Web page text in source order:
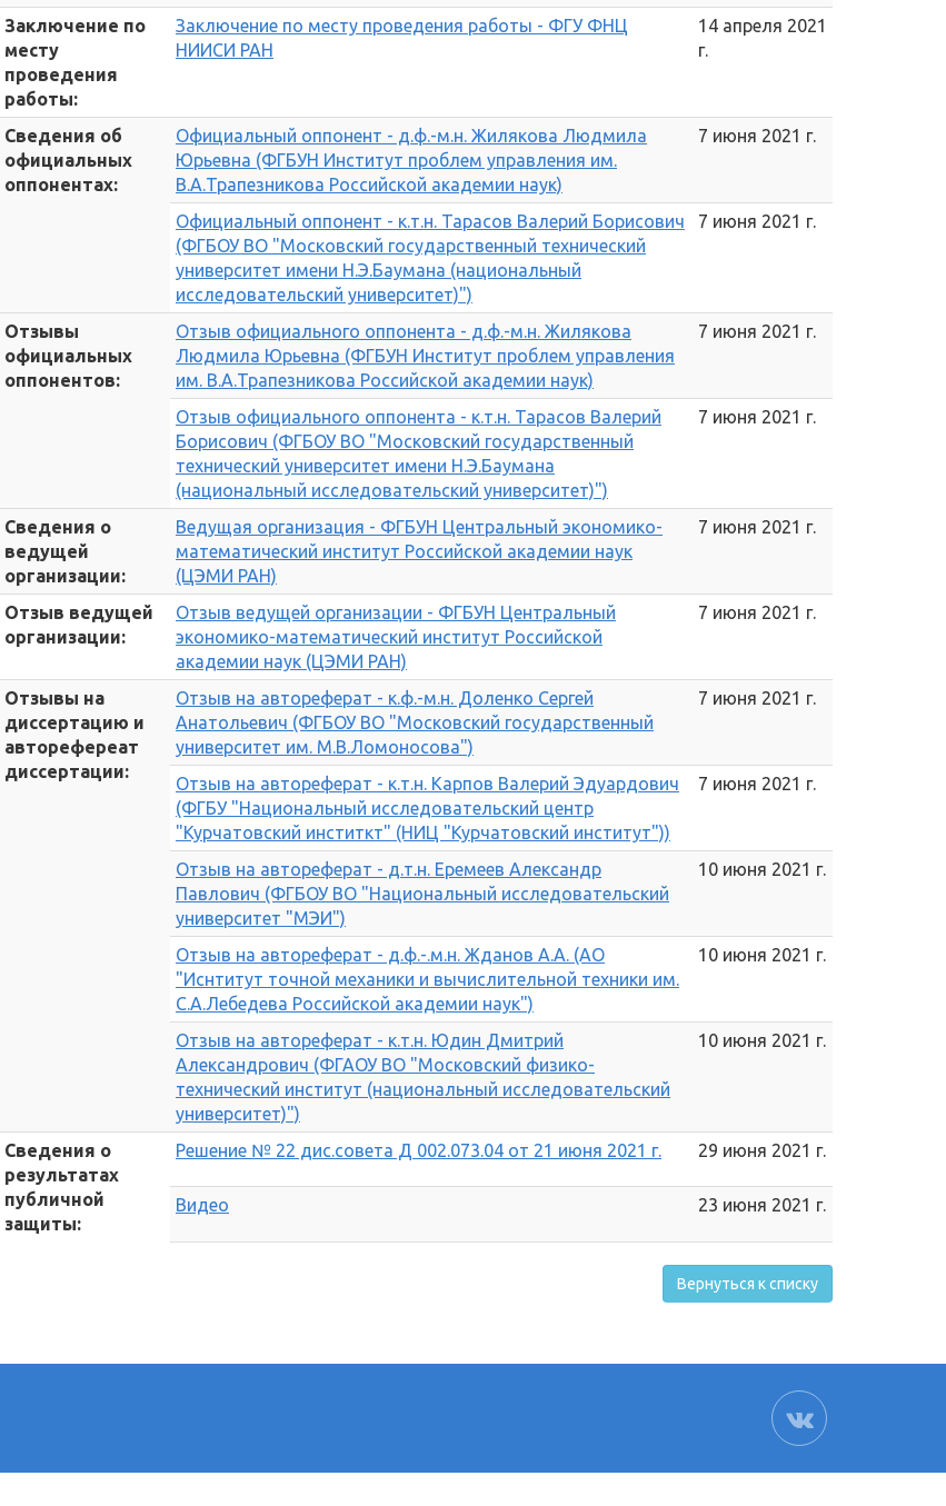
Заключение по
месту
проведения
работы:
Заключение по месту проведения работы - ФГУ ФНЦ
НИИСИ РАН
14 апреля 2021
г.
Сведения об
официальных
оппонентах:
Официальный оппонент - д.ф.-м.н. Жилякова Людмила
Юрьевна (ФГБУН Институт проблем управления им.
В.А.Трапезникова Российской академии наук)
7 июня 2021 г.
Официальный оппонент - к.т.н. Тарасов Валерий Борисович
(ФГБОУ ВО "Московский государственный технический
университет имени Н.Э.Баумана (национальный
исследовательский университет)")
7 июня 2021 г.
Отзывы
официальных
оппонентов:
Отзыв официального оппонента - д.ф.-м.н. Жилякова
Людмила Юрьевна (ФГБУН Институт проблем управления
им. В.А.Трапезникова Российской академии наук)
7 июня 2021 г.
Отзыв официального оппонента - к.т.н. Тарасов Валерий
Борисович (ФГБОУ ВО "Московский государственный
технический университет имени Н.Э.Баумана
(национальный исследовательский университет)")
7 июня 2021 г.
Сведения о
ведущей
организации:
Ведущая организация - ФГБУН Центральный экономико-
математический институт Российской академии наук
(ЦЭМИ РАН)
7 июня 2021 г.
Отзыв ведущей
организации:
Отзыв ведущей организации - ФГБУН Центральный
экономико-математический институт Российской
академии наук (ЦЭМИ РАН)
7 июня 2021 г.
Отзывы на
диссертацию и
авторефереат
диссертации:
Отзыв на автореферат - к.ф.-м.н. Доленко Сергей
Анатольевич (ФГБОУ ВО "Московский государственный
университет им. М.В.Ломоносова")
7 июня 2021 г.
Отзыв на автореферат - к.т.н. Карпов Валерий Эдуардович
(ФГБУ "Национальный исследовательский центр
"Курчатовский инститкт" (НИЦ "Курчатовский институт"))
7 июня 2021 г.
Отзыв на автореферат - д.т.н. Еремеев Александр
Павлович (ФГБОУ ВО "Национальный исследовательский
университет "МЭИ")
10 июня 2021 г.
Отзыв на автореферат - д.ф.-.м.н. Жданов А.А. (АО
"Иснтитут точной механики и вычислительной техники им.
С.А.Лебедева Российской академии наук")
10 июня 2021 г.
Отзыв на автореферат - к.т.н. Юдин Дмитрий
Александрович (ФГАОУ ВО "Московский физико-
технический институт (национальный исследовательский
университет)")
10 июня 2021 г.
Сведения о
результатах
публичной
защиты:
Решение № 22 дис.совета Д 002.073.04 от 21 июня 2021 г. 29 июня 2021 г.
Видео 23 июня 2021 г.
Вернуться к списку
ВК